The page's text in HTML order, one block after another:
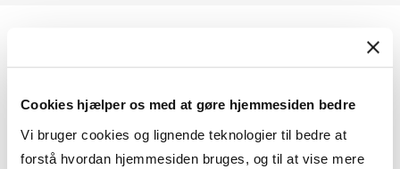
Cookies hjælper os med at gøre hjemmesiden bedre
Vi bruger cookies og lignende teknologier til bedre at
forstå hvordan hjemmesiden bruges, og til at vise mere
Geopolitik og businesssikkerhed